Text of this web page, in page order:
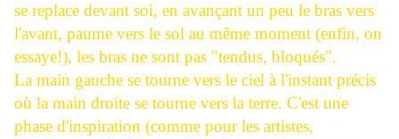
se replace devant soi, en avançant un peu le bras vers
l'avant, paume vers le sol au même moment (enfin, on
essaye!), les bras ne sont pas "tendus, bloqués".
La main gauche se tourne vers le ciel à l'instant précis
où la main droite se tourne vers la terre. C'est une
phase d'inspiration (comme pour les artistes,